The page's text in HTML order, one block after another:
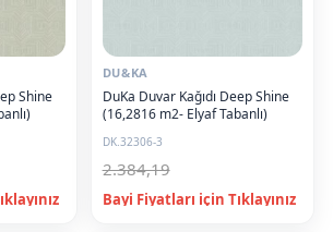
Shine
DU&KA
DuKa Duvar Kağıdı Deep Shine
(16,2816 m2- Elyaf Tabanlı)
DK.32306-3
2.384,19